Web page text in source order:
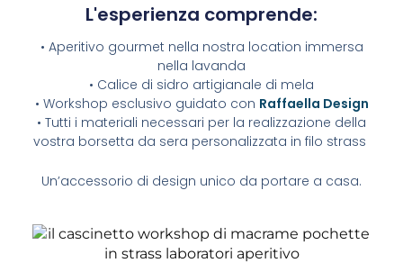
L'esperienza comprende:
• Aperitivo gourmet nella nostra location immersa
nella lavanda
• Calice di sidro artigianale di mela
• Workshop esclusivo guidato con Raffaella Design
• Tutti i materiali necessari per la realizzazione della
vostra borsetta da sera personalizzata in filo strass
Un’accessorio di design unico da portare a casa.